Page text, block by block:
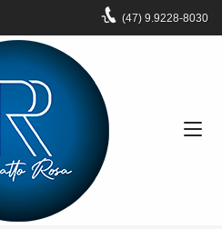
(47) 9.9228-8030